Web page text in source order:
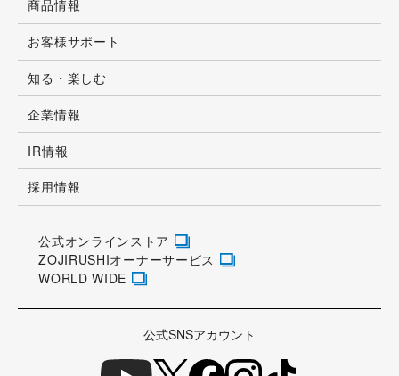
商品情報
お客様サポート
知る・楽しむ
企業情報
IR情報
採用情報
公式オンラインストア
ZOJIRUSHIオーナーサービス
WORLD WIDE
公式SNSアカウント